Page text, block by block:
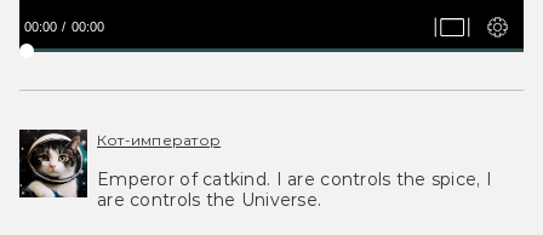
00:00 00:00
Кот-император
Emperor of catkind. I are controls the spice, I
are controls the Universe.